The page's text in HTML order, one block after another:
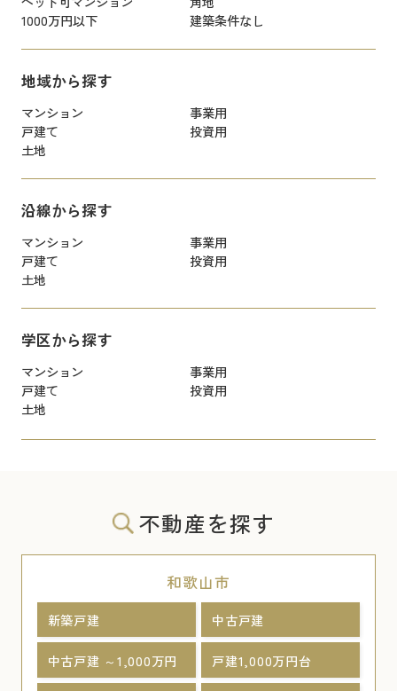
1000万円以下
建築条件なし
地域から探す
マンション
事業用
戸建て
投資用
土地
沿線から探す
マンション
事業用
戸建て
投資用
土地
学区から探す
マンション
事業用
戸建て
投資用
土地
不動産を探す
和歌山市
新築戸建 中古戸建
中古戸建 ～1,000万円 戸建1,000万円台